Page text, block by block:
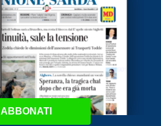
ABBONATI